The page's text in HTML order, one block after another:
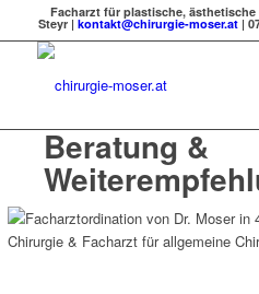
Facharzt für plastische,
Steyr |kontakt@chirurgie-moser.at |
Beratung &